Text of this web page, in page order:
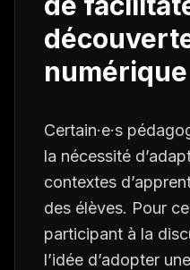
numérique
Certain·e·s
la nécessité
contextes
des élèves. Pour
participant à la
l’idée d’adopter